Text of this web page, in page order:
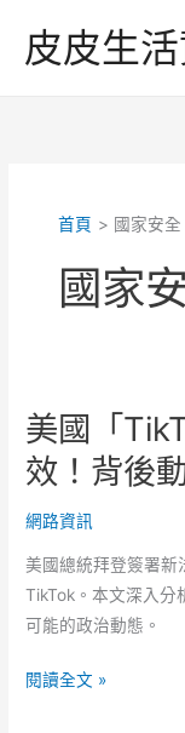
皮皮生
首頁 國家安全
國家
美國「
效！背後
網路資訊
美國總統拜登簽署新
TikTok。本文深入分
可能的政治動態。
美
閱讀全文 »